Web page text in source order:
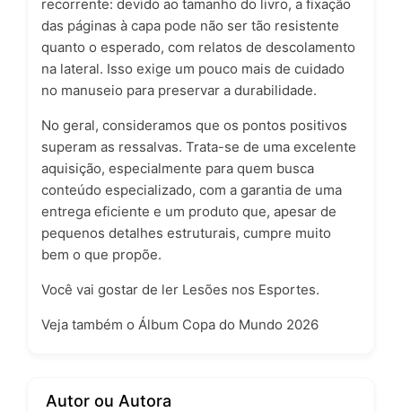
recorrente: devido ao tamanho do livro, a fixação
das páginas à capa pode não ser tão resistente
quanto o esperado, com relatos de descolamento
na lateral. Isso exige um pouco mais de cuidado
no manuseio para preservar a durabilidade.
No geral, consideramos que os pontos positivos
superam as ressalvas. Trata-se de uma excelente
aquisição, especialmente para quem busca
conteúdo especializado, com a garantia de uma
entrega eficiente e um produto que, apesar de
pequenos detalhes estruturais, cumpre muito
bem o que propõe.
Você vai gostar de ler Lesões nos Esportes.
Veja também o Álbum Copa do Mundo 2026
Autor ou Autora